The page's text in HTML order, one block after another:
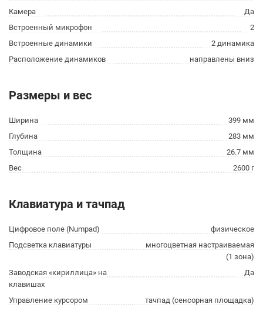
Камера
Да
Встроенный микрофон
2
Встроенные динамики
2 динамика
Расположение динамиков
направлены вниз
Размеры и вес
Ширина
399 мм
Глубина
283 мм
Толщина
26.7 мм
Вес
2600 г
Клавиатура и тачпад
Цифровое поле (Numpad)
физическое
Подсветка клавиатуры
многоцветная настраиваемая
(1 зона)
Заводская «кириллица» на
клавишах
Да
Управление курсором
тачпад (сенсорная площадка)